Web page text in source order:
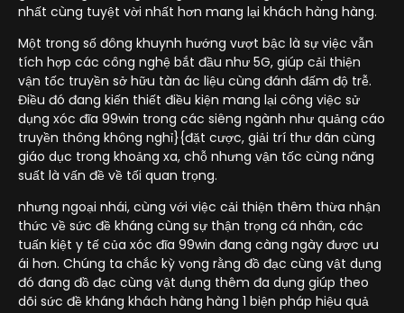
nhất cùng tuyệt vời nhất hơn mang lại khách hàng hàng.
Một trong số đông khuynh hướng vượt bậc là sự việc vẫn
tích hợp các công nghệ bắt đầu như 5G, giúp cải thiện
vận tốc truyền sở hữu tàn ác liệu cùng đánh đấm độ trễ.
Điều đó đang kiến thiết điều kiện mang lại công việc sử
dụng xóc đĩa 99win trong các siêng ngành như quảng cáo
truyền thông không nghỉ}{đặt cược, giải trí thư dãn cùng
giáo dục trong khoảng xa, chỗ nhưng vận tốc cùng năng
suất là vấn đề về tối quan trọng.
nhưng ngoại nhái, cùng với việc cải thiện thêm thừa nhận
thức về sức đề kháng cùng sự thận trọng cá nhân, các
tuấn kiệt y tế của xóc đĩa 99win đang càng ngày được ưu
ái hơn. Chúng ta chắc kỳ vọng rằng đồ đạc cùng vật dụng
đó đang đồ đạc cùng vật dụng thêm đa dụng giúp theo
dõi sức đề kháng khách hàng hàng 1 biện pháp hiệu quả